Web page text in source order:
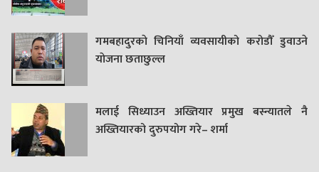
गमबहादुरकाे चिनियाँ व्यवसायीको करोडौँ डुवाउने
याेजना छताछुल्ल
मलाई सिध्याउन अख्तियार प्रमुख बस्न्यातले नै
अख्तियारको दुरुपयोग गरे– शर्मा